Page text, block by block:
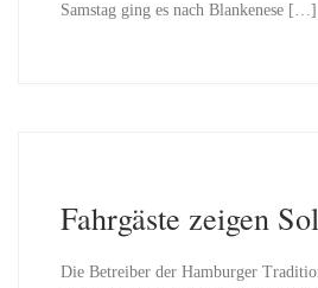
Samstag ging es nach Blankenese […]
Fahrgäste zeigen
Die Betreiber der Hamburger